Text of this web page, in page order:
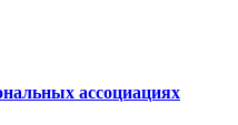
ассоциациях